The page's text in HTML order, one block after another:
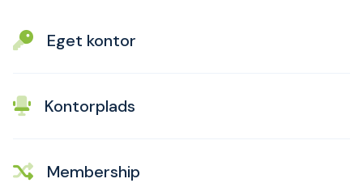
Eget kontor
Kontorplads
Membership